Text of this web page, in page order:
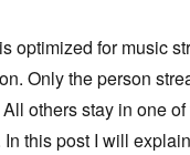
optimized for music
Only the person
others stay in one
In this post I will